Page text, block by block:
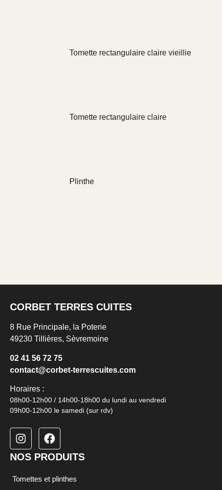
Tomette rectangulaire claire vieillie
Tomette rectangulaire claire
Plinthe
CORBET TERRES CUITES
8 Rue Principale, la Poterie
49230 Tillières, Sèvremoine
02 41 56 72 75
contact@corbet-terrescuites.com
Horaires :
08h00-12h00 / 14h00-18h00 du lundi au vendredi
09h00-12h00 le samedi (sur rdv)
NOS PRODUITS
Tomettes et plinthes